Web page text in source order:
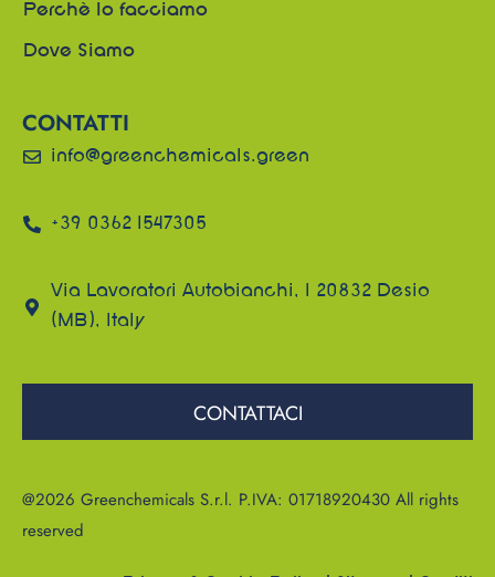
Perchè lo facciamo
Dove Siamo
CONTATTI
info@greenchemicals.green
+39 0362 1547305
Via Lavoratori Autobianchi, 1 20832 Desio
(MB), Italy
CONTATTACI
@2026 Greenchemicals S.r.l. P.IVA: 01718920430 All rights
reserved